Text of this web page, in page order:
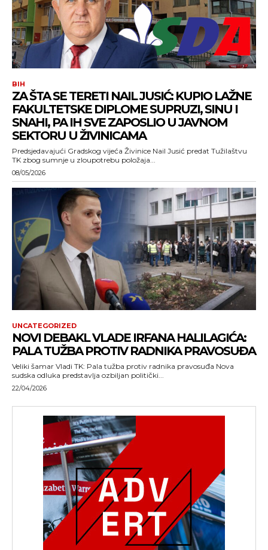
BIH
ZA ŠTA SE TERETI NAIL JUSIĆ: KUPIO LAŽNE
FAKULTETSKE DIPLOME SUPRUZI, SINU I
SNAHI, PA IH SVE ZAPOSLIO U JAVNOM
SEKTORU U ŽIVINICAMA
Predsjedavajući Gradskog vijeća Živinice Nail Jusić predat Tužilaštvu
TK zbog sumnje u zloupotrebu položaja...
08/05/2026
UNCATEGORIZED
NOVI DEBAKL VLADE IRFANA HALILAGIĆA:
PALA TUŽBA PROTIV RADNIKA PRAVOSUĐA
Veliki šamar Vladi TK: Pala tužba protiv radnika pravosuđa Nova
sudska odluka predstavlja ozbiljan politički...
22/04/2026